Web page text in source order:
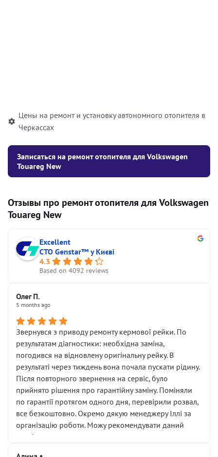
Цены на ремонт и установку автономного отопителя в
Черкассах
Записаться на ремонт отопителя для Volkswagen
Touareg New
Отзывы про ремонт отопителя для Volkswagen
Touareg New
Excellent
СТО Genstar™ у Києві
4.3
Based on 4092 reviews
Олег П.
5 months ago
Звернувся з приводу ремонту кермової рейки. По
результатам діагностики: необхідна заміна,
погодився на відновлену оригінальну рейку. В
результаті через тиждень вона почала пускати рідину.
Після повторного звернення на сервіс, було
прийнято рішення про гарантійну заміну. Поміняли
по гарантії протягом одного дня, перевірили розвал,
все безкоштовно. Окремо дякую менеджеру Іллі за
організацію роботи. Можу рекомендувати даний
сервіс.